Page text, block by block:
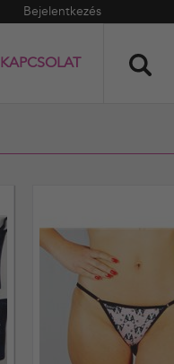
Bejelentkezés
KAPCSOLAT